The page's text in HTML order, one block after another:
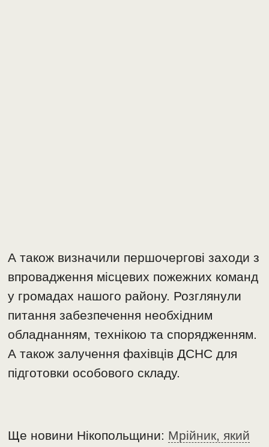
А також визначили першочергові заходи з
впровадження місцевих пожежних команд
у громадах нашого району. Розглянули
питання забезпечення необхідним
обладнанням, технікою та спорядженням.
А також залучення фахівців ДСНС для
підготовки особового складу.
Ще новини Нікопольщини: Мрійник, який